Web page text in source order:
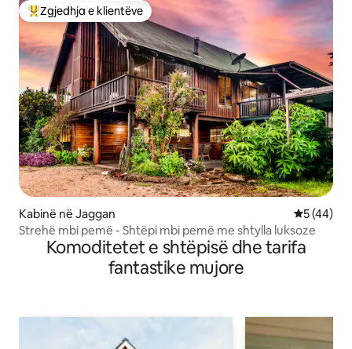
Më të mirat e zgjedhjeve të klientëve
Zgjedhja e klientëve
Kabinë në Jaggan Vlerësimi
5 (44)
Strehë mbi pemë - Shtëpi mbi pemë me shtylla luksoze
Komoditetet e shtëpisë dhe tarifa
fantastike mujore